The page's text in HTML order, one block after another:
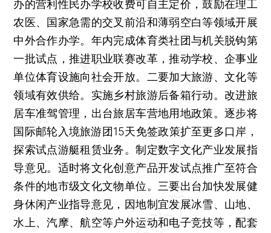
办的营利性民办学校收费可自主定价，鼓励在理工
农医、国家急需的交叉前沿和薄弱空白等领域开展
中外合作办学。年内完成体育类社团与机关脱钩第
一批试点，推进职业联赛改革，推动学校、企事业
单位体育设施向社会开放。二要加大旅游、文化等
领域有效供给。实施乡村旅游后备箱行动。改进旅
居车准驾管理，出台旅居车营地用地政策。逐步将
国际邮轮入境旅游团15天免签政策扩至更多口岸，
探索试点游艇租赁业务。制定数字文化产业发展指
导意见。适时将文化创意产品开发试点推广至符合
条件的地市级文化文物单位。三要出台加快发展健
身休闲产业指导意见，因地制宜发展冰雪、山地、
水上、汽摩、航空等户外运动和电子竞技等，配套